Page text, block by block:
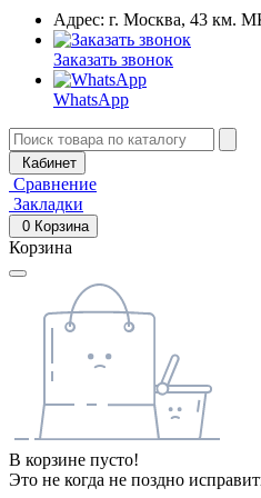
Адрес: г. Москва, 43 км.
Заказать звонок
WhatsApp
Кабинет
Сравнение
Закладки
0 Корзина
Корзина
В корзине пусто!
Это не когда не поздно